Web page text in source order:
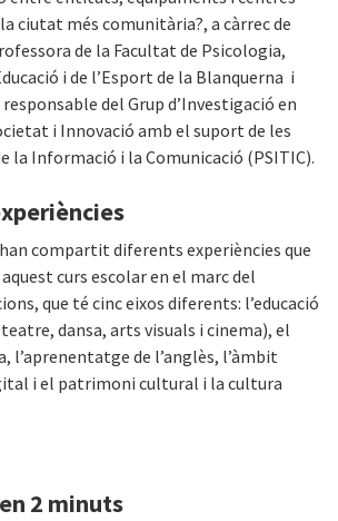
ciutat més comunitària?, a càrrec de
de la Facultat de Psicologia,
i de l’Esport de la Blanquerna i
del Grup d’Investigació en
i Innovació amb el suport de les
la Informació i la Comunicació (PSITIC).
compartit diferents experiències que
curs escolar en el marc del
que té cinc eixos diferents: l’educació
dansa, arts visuals i cinema), el
l’aprenentatge de l’anglès, l’àmbit
i el patrimoni cultural i la cultura
2 minuts